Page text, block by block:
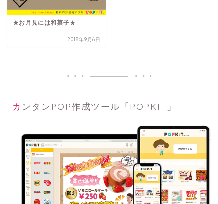
★お月見には和菓子★
2018年9月6日
カンタンPOP作成ツール「POPKIT」